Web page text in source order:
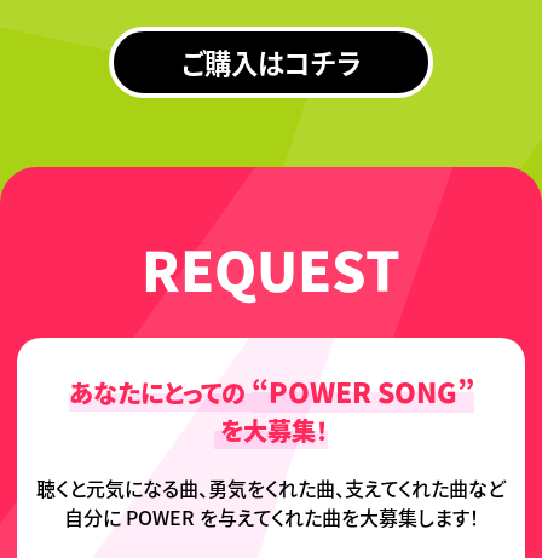
ご購入はコチラ
REQUEST
あなたにとっての“POWER SONG”
を大募集！
聴くと元気になる曲、 勇気をくれた曲、 支えてくれた曲など
自分に POWER を与えてくれた曲を大募集します！